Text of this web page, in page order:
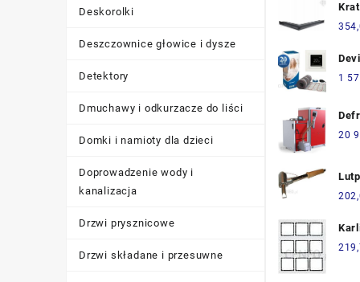
Deskorolki
Deszczownice głowice i dysze
Detektory
Dmuchawy i odkurzacze do liści
Domki i namioty dla dzieci
Doprowadzenie wody i
kanalizacja
Drzwi prysznicowe
Drzwi składane i przesuwne
1
20
9